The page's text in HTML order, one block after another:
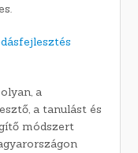
a
a tanulást és
módszert